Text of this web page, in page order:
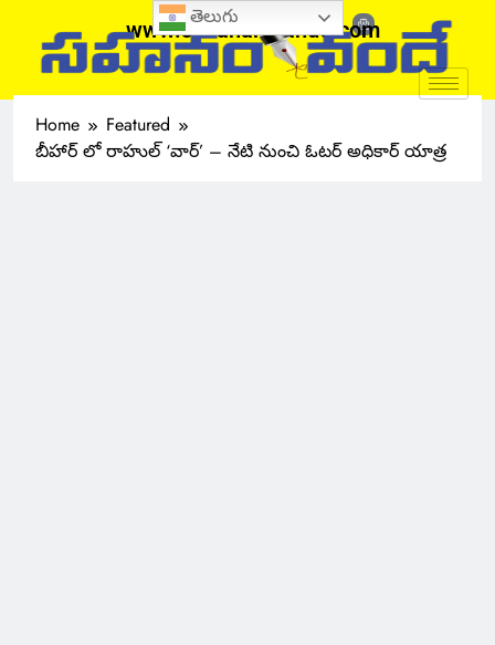
www.sahanamvande.com
Home
Featured
బీహార్ లో రాహుల్ ‘వార్’ – నేటి నుంచి ఓటర్ అధికార్ యాత్ర
తెలుగు